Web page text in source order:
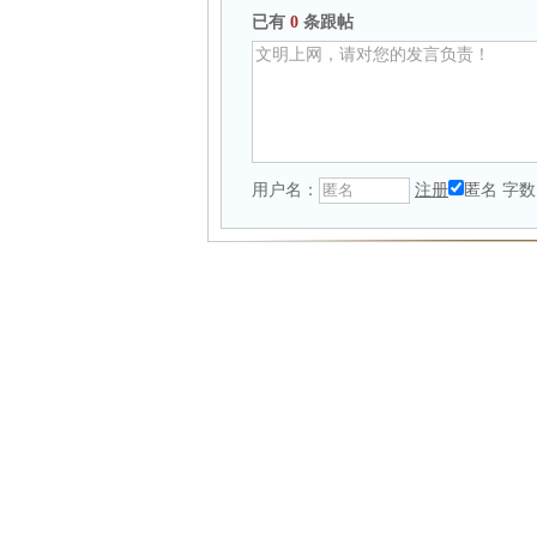
已有 0 条跟帖
用户名： 注册 匿名 字